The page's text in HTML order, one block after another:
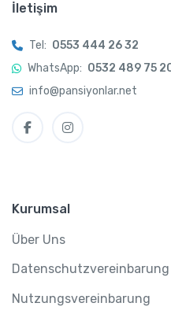
İletişim
Tel: 0553 444 26 32
WhatsApp: 0532 489 75
info@pansiyonlar.net
Kurumsal
Über Uns
Datenschutzvereinbarung
Nutzungsvereinbarung